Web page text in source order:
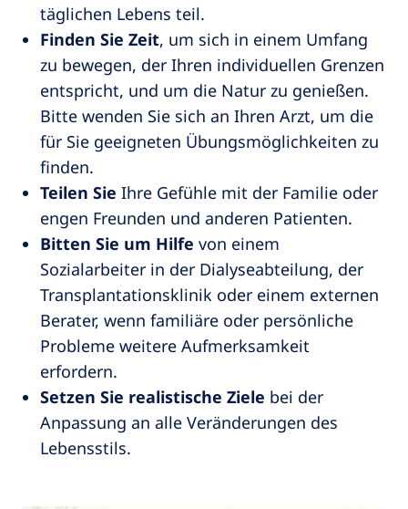
täglichen Lebens teil.
Finden Sie Zeit, um sich in einem Umfang
zu bewegen, der Ihren individuellen Grenzen
entspricht, und um die Natur zu genießen.
Bitte wenden Sie sich an Ihren Arzt, um die
für Sie geeigneten Übungsmöglichkeiten zu
finden.
Teilen Sie Ihre Gefühle mit der Familie oder
engen Freunden und anderen Patienten.
Bitten Sie um Hilfe von einem
Sozialarbeiter in der Dialyseabteilung, der
Transplantationsklinik oder einem externen
Berater, wenn familiäre oder persönliche
Probleme weitere Aufmerksamkeit
erfordern.
Setzen Sie realistische Ziele bei der
Anpassung an alle Veränderungen des
Lebensstils.